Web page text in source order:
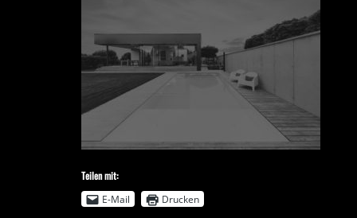
Teilen mit:
E-Mail
Drucken